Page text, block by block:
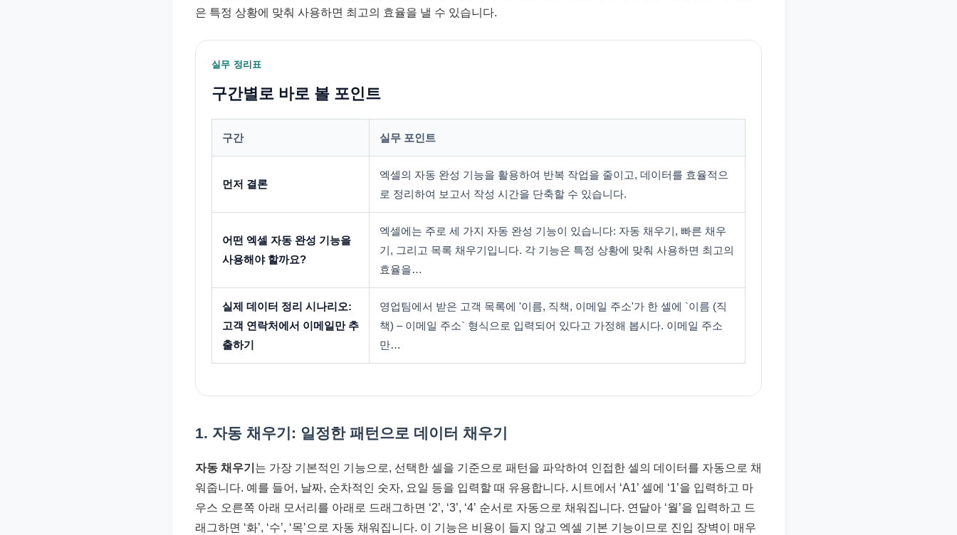
은 특정 상황에 맞춰 사용하면 최고의 효율을 낼 수 있습니다.
실무 정리표
구간별로 바로 볼 포인트
구간 실무 포인트
먼저 결론
엑셀의 자동 완성 기능을 활용하여 반복 작업을 줄이고, 데이터를 효율적으
로 정리하여 보고서 작성 시간을 단축할 수 있습니다.
어떤 엑셀 자동 완성 기능을
사용해야 할까요?
엑셀에는 주로 세 가지 자동 완성 기능이 있습니다: 자동 채우기, 빠른 채우
기, 그리고 목록 채우기입니다. 각 기능은 특정 상황에 맞춰 사용하면 최고의
효율을…
실제 데이터 정리 시나리오:
고객 연락처에서 이메일만 추
출하기
영업팀에서 받은 고객 목록에 '이름, 직책, 이메일 주소'가 한 셀에 `이름 (직
책) – 이메일 주소` 형식으로 입력되어 있다고 가정해 봅시다. 이메일 주소
만…
1. 자동 채우기: 일정한 패턴으로 데이터 채우기
자동 채우기 는 가장 기본적인 기능으로, 선택한 셀을 기준으로 패턴을 파악하여 인접한 셀의 데이터를 자동으로 채
워줍니다. 예를 들어, 날짜, 순차적인 숫자, 요일 등을 입력할 때 유용합니다. 시트에서 ‘A1’ 셀에 ‘1’을 입력하고 마
우스 오른쪽 아래 모서리를 아래로 드래그하면 ‘2’, ‘3’, ‘4’ 순서로 자동으로 채워집니다. 연달아 ‘월’을 입력하고 드
래그하면 ‘화’, ‘수’, ‘목’으로 자동 채워집니다. 이 기능은 비용이 들지 않고 엑셀 기본 기능이므로 진입 장벽이 매우